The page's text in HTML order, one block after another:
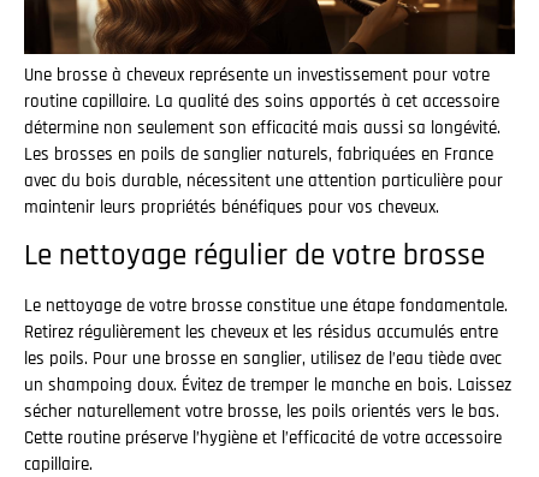
Une brosse à cheveux représente un investissement pour votre
routine capillaire. La qualité des soins apportés à cet accessoire
détermine non seulement son efficacité mais aussi sa longévité.
Les brosses en poils de sanglier naturels, fabriquées en France
avec du bois durable, nécessitent une attention particulière pour
maintenir leurs propriétés bénéfiques pour vos cheveux.
Le nettoyage régulier de votre brosse
Le nettoyage de votre brosse constitue une étape fondamentale.
Retirez régulièrement les cheveux et les résidus accumulés entre
les poils. Pour une brosse en sanglier, utilisez de l’eau tiède avec
un shampoing doux. Évitez de tremper le manche en bois. Laissez
sécher naturellement votre brosse, les poils orientés vers le bas.
Cette routine préserve l’hygiène et l’efficacité de votre accessoire
capillaire.